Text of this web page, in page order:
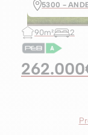
5300 -
90m² 2